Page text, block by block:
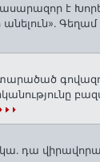
է
Գեղամ
տարածած
դա